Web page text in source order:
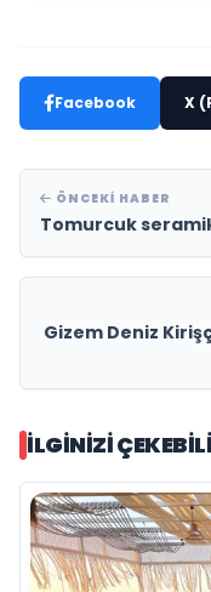
Facebook X
ÖNCEKI HABER
Tomurcuk
Gizem Deniz
İLGINIZI